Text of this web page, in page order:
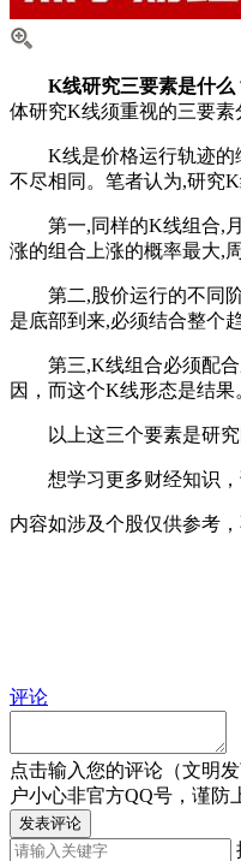
K线研究三要素是什么
体研究K线须重视的三要素
K线是价格运行轨迹的综
不尽相同。笔者认为,研究
第一,同样的K线组合,月
涨的组合上涨的概率最大,
第二,股价运行的不同阶
是底部到来,必须结合整个
第三,K线组合必须配合
因，而这个K线形态是结果
以上这三个要素是研究
想学习更多财经知识，
内容如涉及个股仅供参考
评论
点击输入您的评论（文明
户小心非官方QQ号，谨防
发表评论